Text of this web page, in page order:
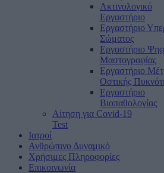
Ακτινολογικό
Εργαστήριο
Εργαστήριο
Σώματος
Εργαστήριο
Μαστογραφίας
Εργαστήριο
Οστικής
Εργαστήριο
Βιοπαθολογίας
Αίτηση για Covid-19
Test
Ιατροί
Ανθρώπινο Δυναμικό
Χρήσιμες Πληροφορίες
Επικοινωνία